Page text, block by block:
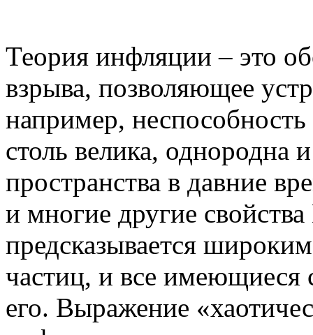
Теория инфляции – это
взрыва, позволяющее
например,
столь велика, однородна
пространства в давние
и многие другие
предсказывается
частиц, и все имеющиеся
его. Выражение